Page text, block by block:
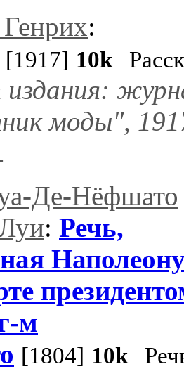
:
[1917] 10k
издания:
моды",
Де-Нёфшато
: Речь,
м
[1804] 10k